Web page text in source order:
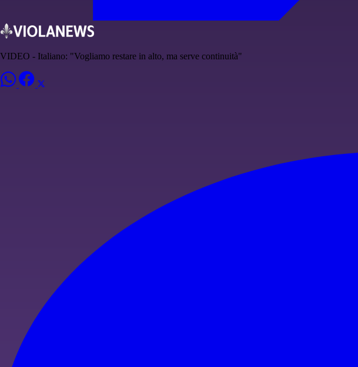
VIDEO - Italiano: "Vogliamo restare in alto, ma serve continuità"